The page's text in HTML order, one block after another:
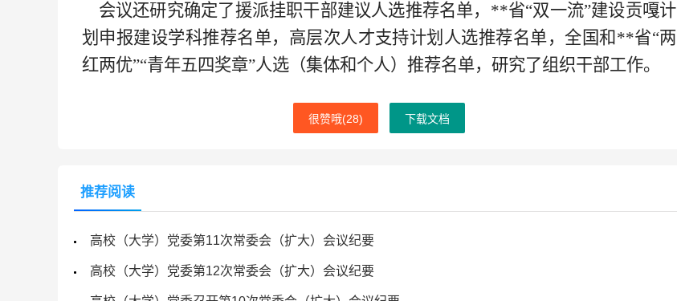
会议还研究确定了援派挂职干部建议人选推荐名单， **省“双一流”建设贡嘎计
划申报建设学科推荐名单，高层次人才支持计划人选推荐名单，全国和**省“两
红两优”“青年五四奖章”人选（集体和个人）推荐名单，研究了组织干部工作。
很赞哦(28) 下载文档
推荐阅读
高校（大学）党委第11次常委会（扩大）会议纪要
高校（大学）党委第12次常委会（扩大）会议纪要